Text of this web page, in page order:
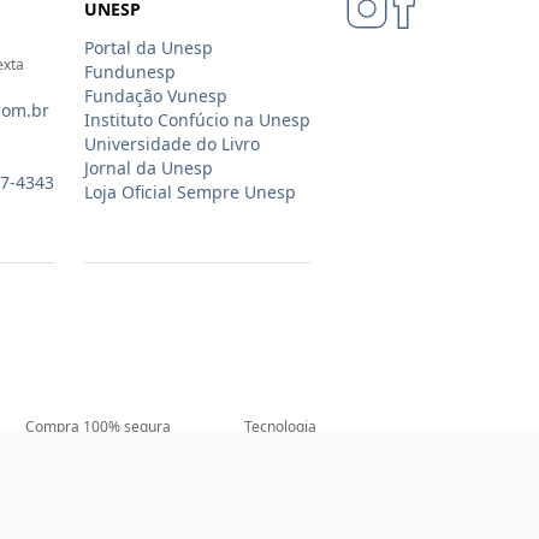
4343
UNESP
Portal da Unesp
Fundunesp
Fundação Vunesp
Instituto Confúcio na Unesp
Universidade do Livro
Jornal da Unesp
Loja Oficial Sempre Unesp
Compra 100% segura Tecnologia